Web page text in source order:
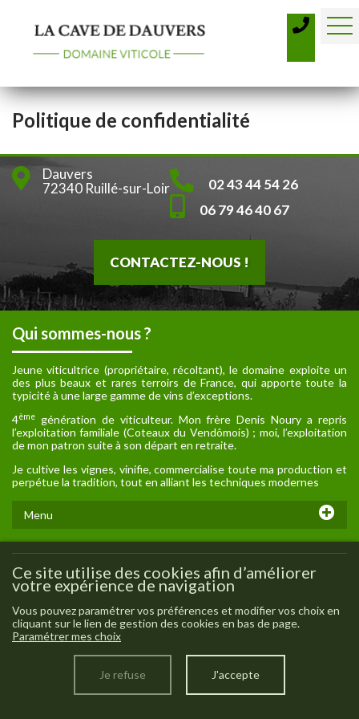
Politique de confidentialité
Dauvers
72340 Ruillé-sur-Loir
02 43 44 54 26
06 79 46 40 67
CONTACTEZ-NOUS !
Qui sommes-nous ?
Jeune viticultrice (propriétaire, récoltant), le domaine exploite un
des plus beaux et rares terroirs de France, qui apporte toute la
typicité à une large gamme de vins d’exceptions.
4ème génération de viticulteur. Mon frère Denis Noury a repris
l’exploitation familiale (Coteaux du Vendômois) ; moi, l’exploitation
de mon patron suite à son départ en retraite.
Je cultive les vignes, vinifie, commercialise toute ma production et
perpétue la tradition, tout en alliant les techniques modernes
Menu
Accueil
Le domaine
Actualités
Demande de tarifs /Contact
Données personnelles
Ce site utilise des cookies afin d’améliorer
votre expérience de navigation
Vous pouvez paramétrer vos préférences et modifier vos choix en
cliquant sur le lien de gestion des cookies en bas de page.
Paramétrer mes choix
Je refuse J'accepte